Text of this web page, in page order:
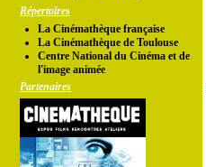
Répertoires
La Cinémathèque française
La Cinémathèque de Toulouse
Centre National du Cinéma et de
l'image animée
Partenaires